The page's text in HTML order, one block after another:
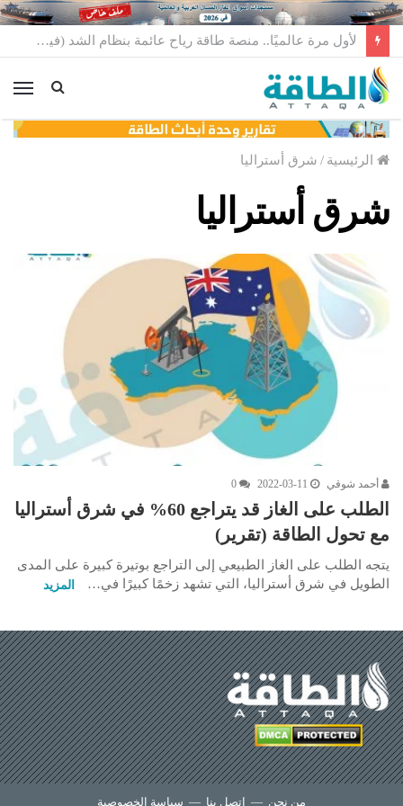
لأول مرة عالميًا.. منصة طاقة رياح عائمة بنظام الشد (فيديو)
الرئيسية / شرق أستراليا
شرق أستراليا
أحمد شوقي 2022-03-11
0
الطلب على الغاز قد يتراجع 60% في شرق أستراليا
مع تحول الطاقة (تقرير)
يتجه الطلب على الغاز الطبيعي إلى التراجع بوتيرة كبيرة على المدى
الطويل في شرق أستراليا، التي تشهد زخمًا كبيرًا في…
المزيد
من نحن — اتصل بنا — سياسة الخصوصية